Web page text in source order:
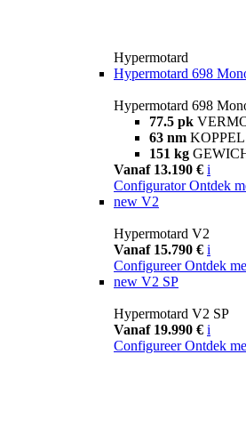
Hypermotard
Hypermotard 698
Hypermotard 698
77.5 pk
63 nm KOPPEL
151 kg
Vanaf 13.190 € i
Configurator Ontdek
new V2
Hypermotard V2
Vanaf 15.790 € i
Configureer Ontdek
new V2 SP
Hypermotard V2 SP
Vanaf 19.990 € i
Configureer Ontdek